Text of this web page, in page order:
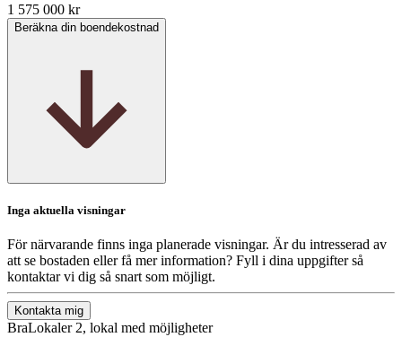
1 575 000 kr
Beräkna din boendekostnad
Inga aktuella visningar
För närvarande finns inga planerade visningar. Är du intresserad av
att se bostaden eller få mer information? Fyll i dina uppgifter så
kontaktar vi dig så snart som möjligt.
Kontakta mig
BraLokaler 2, lokal med möjligheter